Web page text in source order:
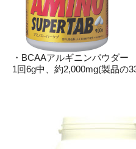
・BCAAアルギニンパウダー
1回6g中、約2,000mg(製品の